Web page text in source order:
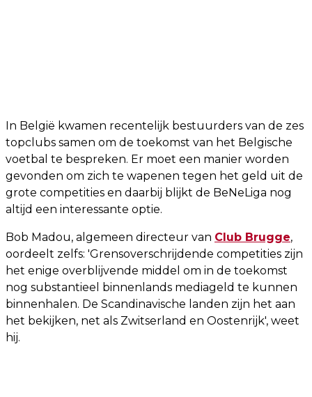
In België kwamen recentelijk bestuurders van de zes
topclubs samen om de toekomst van het Belgische
voetbal te bespreken. Er moet een manier worden
gevonden om zich te wapenen tegen het geld uit de
grote competities en daarbij blijkt de BeNeLiga nog
altijd een interessante optie.
Bob Madou, algemeen directeur van Club Brugge,
oordeelt zelfs: 'Grensoverschrijdende competities zijn
het enige overblijvende middel om in de toekomst
nog substantieel binnenlands mediageld te kunnen
binnenhalen. De Scandinavische landen zijn het aan
het bekijken, net als Zwitserland en Oostenrijk', weet
hij.